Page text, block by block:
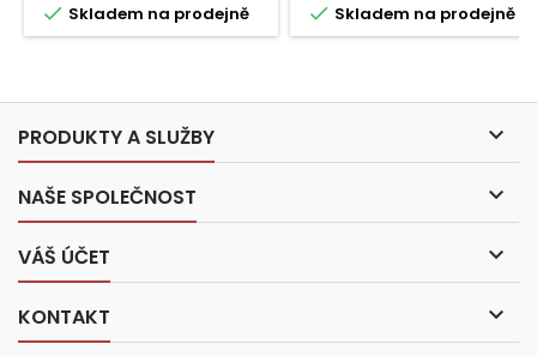
 Skladem na prodejně  Skladem na prodejně
PRODUKTY A SLUŽBY 
NAŠE SPOLEČNOST 
VÁŠ ÚČET 
KONTAKT 